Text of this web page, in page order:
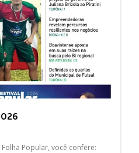
Popular, você confere: